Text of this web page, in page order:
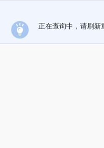
正在查询中，请刷新